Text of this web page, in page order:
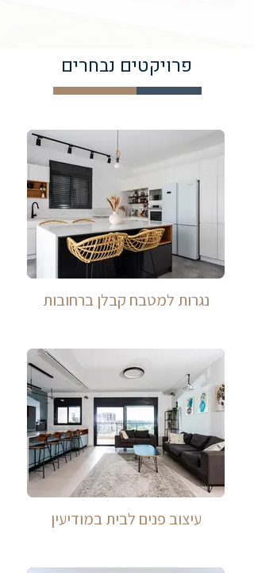
פרויקטים נבחרים
נגרות למטבח קבלן ברחובות
עיצוב פנים לבית במודיעין